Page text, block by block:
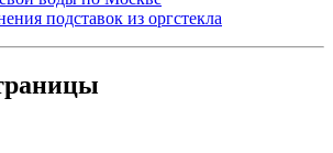
подставок из оргстекла